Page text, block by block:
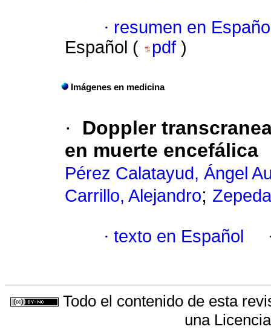
· resumen en
Español (
pdf )
Imágenes en medicina
·
Doppler
en muerte encefálica
Pérez Calatayud, Ángel
Carrillo, Alejandro;
· texto en Español
Todo el contenido de esta
una